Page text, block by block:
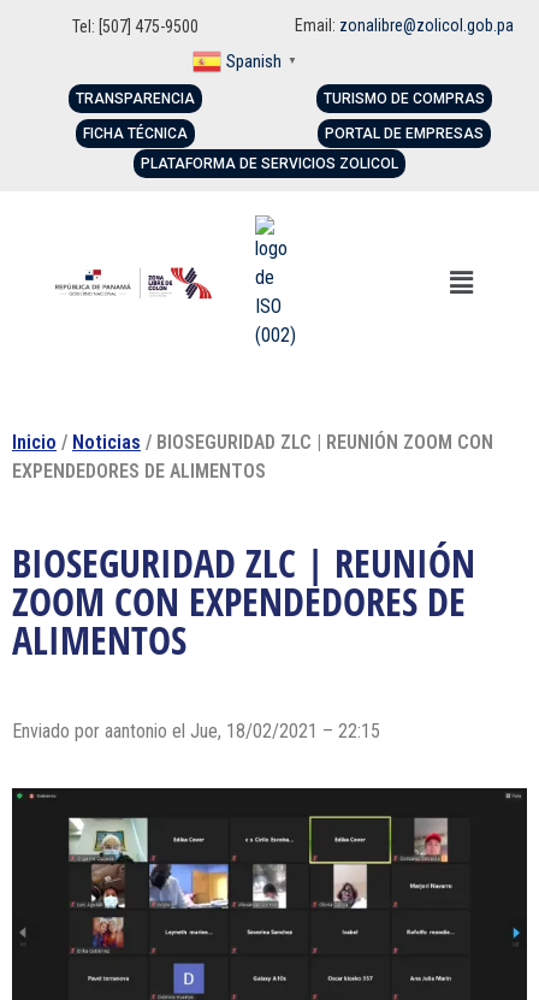
Tel: [507] 475-9500 Email: zonalibre@zolicol.gob.pa
Spanish ▼
TRANSPARENCIA
FICHA TÉCNICA
TURISMO DE COMPRAS
PORTAL DE EMPRESAS
PLATAFORMA DE SERVICIOS ZOLICOL
Inicio / Noticias / BIOSEGURIDAD ZLC | REUNIÓN ZOOM CON
EXPENDEDORES DE ALIMENTOS
BIOSEGURIDAD ZLC | REUNIÓN
ZOOM CON EXPENDEDORES DE
ALIMENTOS
Enviado por aantonio el Jue, 18/02/2021 – 22:15